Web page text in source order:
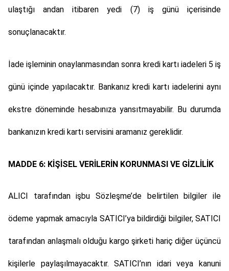
ulaştığı andan itibaren yedi (7) iş günü içerisinde
sonuçlanacaktır.
İade işleminin onaylanmasından sonra kredi kartı iadeleri 5 iş
günü içinde yapılacaktır. Bankanız kredi kartı iadelerini aynı
ekstre döneminde hesabınıza yansıtmayabilir. Bu durumda
bankanızın kredi kartı servisini aramanız gereklidir.
MADDE 6: KİŞİSEL VERİLERİN KORUNMASI VE GİZLİLİK
ALICI tarafından işbu Sözleşme’de belirtilen bilgiler ile
ödeme yapmak amacıyla SATICI’ya bildirdiği bilgiler, SATICI
tarafından anlaşmalı olduğu kargo şirketi hariç diğer üçüncü
kişilerle paylaşılmayacaktır. SATICI’nın idari veya kanuni